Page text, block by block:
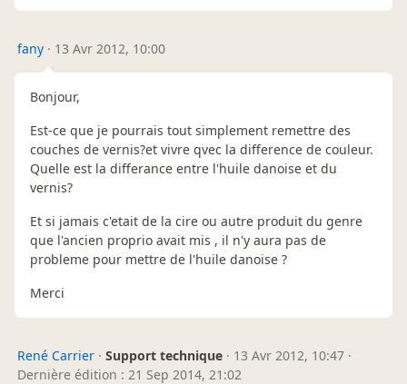
fany · 13 Avr 2012, 10:00
Bonjour,
Est-ce que je pourrais tout simplement remettre des
couches de vernis?et vivre qvec la difference de couleur.
Quelle est la differance entre l'huile danoise et du
vernis?
Et si jamais c'etait de la cire ou autre produit du genre
que l'ancien proprio avait mis , il n'y aura pas de
probleme pour mettre de l'huile danoise ?
Merci
René Carrier · Support technique · 13 Avr 2012, 10:47 ·
Dernière édition : 21 Sep 2014, 21:02